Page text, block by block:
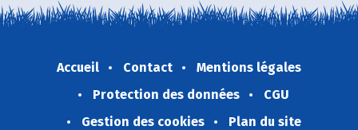
Accueil Contact
Mentions légales
Protection des données
CGU
Gestion des cookies
Plan du site